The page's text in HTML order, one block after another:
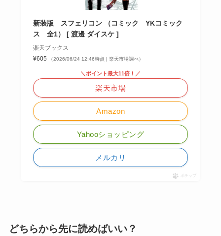
新装版 スフェリコン （コミック YKコミック
ス 全1） [ 渡邊 ダイスケ ]
楽天ブックス
¥605
（2026/06/24 12:46時点 | 楽天市場調べ）
Amazon
＼ポイント最大11倍！／
楽天市場
Yahooショッピング
メルカリ
ポチップ
どちらから先に読めばいい？